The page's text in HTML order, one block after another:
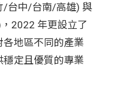
/台中/台南/高雄) 與
2022 年更設立了
地區不同的產業
定且優質的專業